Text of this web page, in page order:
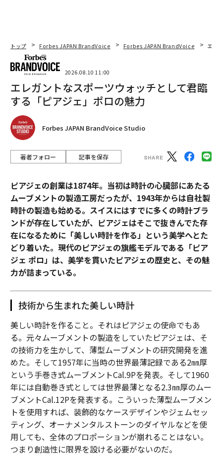
トップ Forbes JAPAN BrandVoice Forbes JAPAN BrandVoice エレ
2026.08.10 11:00
エレガントなスポーツウォッチとして君臨
する「ピアジェ」ポロの魅力
Forbes JAPAN BrandVoice Studio
著者フォロー 記事を保存
ピアジェの創業は1874年。当初は時計の心臓部にあたる
ムーブメントの製造工房だったが、1943年からは自社製
時計の製造も始める。スイスにはすでに多くの時計ブラ
ンドが存在していたが、ピアジェはそこで抜きんでた存
在になるために「美しい時計を作る」という美学へとた
どり着いた。現代のピアジェの旗艦モデルである「ピア
ジェ ポロ」は、美学を貫いたピアジェの歴史と、その魅
力が詰まっている。
技術から生まれた美しい時計
美しい時計を作ること。それはピアジェの使命でもあ
る。元々ムーブメントの製造をしていたピアジェは、そ
の技術力を生かして、薄型ムーブメントの研究開発を進
めた。そして1957年に当時の世界最薄記録である2㎜厚
という手巻き式ムーブメントCal.9Pを発表。そして1960
年には自動巻き式としては世界最薄となる2.3㎜厚のムー
ブメントCal.12Pを発表する。こういった薄型ムーブメン
トを使用すれば、装飾的なケースデザインやジェムセッ
ティング、オーナメンタルストーンのダイヤルなどを使
用しても、全体のプロポーションが崩れることはない。
つまり創造性に限界を設ける必要がないのだ。